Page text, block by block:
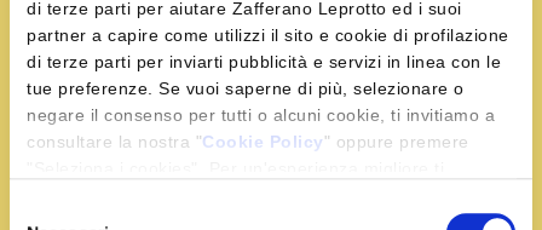
di terze parti per aiutare Zafferano Leprotto ed i suoi
partner a capire come utilizzi il sito e cookie di profilazione
di terze parti per inviarti pubblicità e servizi in linea con le
tue preferenze. Se vuoi saperne di più, selezionare o
negare il consenso per tutti o alcuni cookie, ti invitiamo a
consultare la nostra "Cookie Policy" oppure premere